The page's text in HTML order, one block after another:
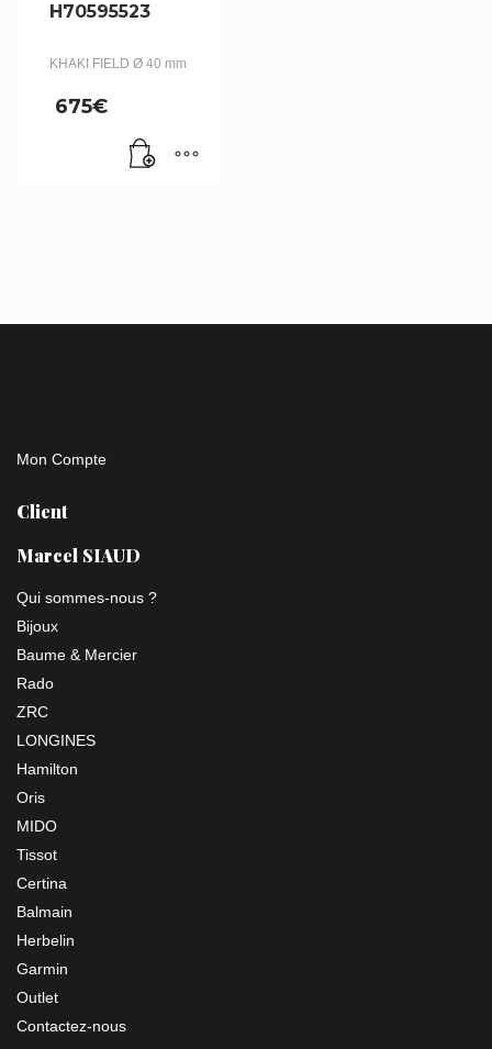
H70595523
KHAKI FIELD Ø 40 mm
675€
Mon Compte
Client
Marcel SIAUD
Qui sommes-nous ?
Bijoux
Baume & Mercier
Rado
ZRC
LONGINES
Hamilton
Oris
MIDO
Tissot
Certina
Balmain
Herbelin
Garmin
Outlet
Contactez-nous